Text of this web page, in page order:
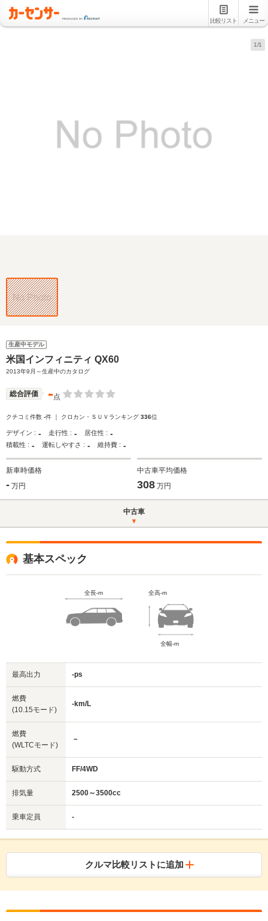
比較リスト メニュー
1/1
生産中モデル
米国インフィニティ QX60
2013年9月～生産中のカタログ
総合評価 -点
クチコミ件数 -件 ｜ クロカン・ＳＵＶランキング 336位
デザイン : - 走行性 : - 居住性 : -
積載性 : - 運転しやすさ : - 維持費 : -
新車時価格
- 万円
中古車平均価格
308 万円
中古車
基本スペック
全長-m 全高-m
全幅-m
最高出力 -ps
燃費
(10.15モード)
-km/L
燃費
(WLTCモード)
－
駆動方式 FF/4WD
排気量 2500～3500cc
乗車定員 -
クルマ比較リストに追加